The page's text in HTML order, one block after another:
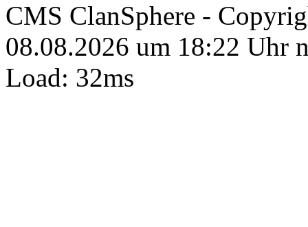
CMS ClanSphere -
08.08.2026 um 18:22 Uhr
Load: 32ms